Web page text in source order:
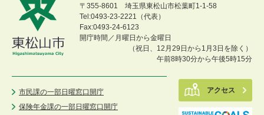
〒355-8601 埼玉県東松山市松葉町1-1-58
Tel:0493-23-2221（代表）
Fax:0493-24-6123
開庁時間／月曜日から金曜日
（祝日、12月29日から1月3日を除く）
午前8時30分から午後5時15分
市民課の一部日曜窓口開庁
保険年金課の一部日曜窓口開庁
アクセス